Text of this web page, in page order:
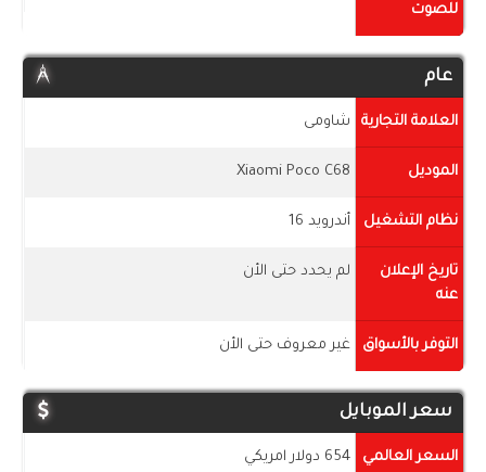
للصوت
عام
العلامة التجارية شاومى
الموديل Xiaomi Poco C68
نظام التشغيل أندرويد 16
تاريخ الإعلان
عنه
لم يحدد حتى الأن
التوفر بالأسواق غير معروف حتى الأن
سعر الموبايل
السعر العالمي 654 دولار امريكي